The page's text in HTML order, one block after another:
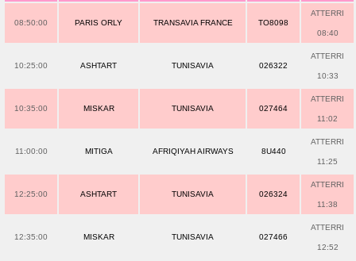
08:50:00 PARIS ORLY TRANSAVIA FRANCE TO8098
ATTERRI
08:40
10:25:00 ASHTART TUNISAVIA 026322
ATTERRI
10:33
10:35:00 MISKAR TUNISAVIA 027464
ATTERRI
11:02
11:00:00 MITIGA AFRIQIYAH AIRWAYS 8U440
ATTERRI
11:25
12:25:00 ASHTART TUNISAVIA 026324
ATTERRI
11:38
12:35:00 MISKAR TUNISAVIA 027466
ATTERRI
12:52